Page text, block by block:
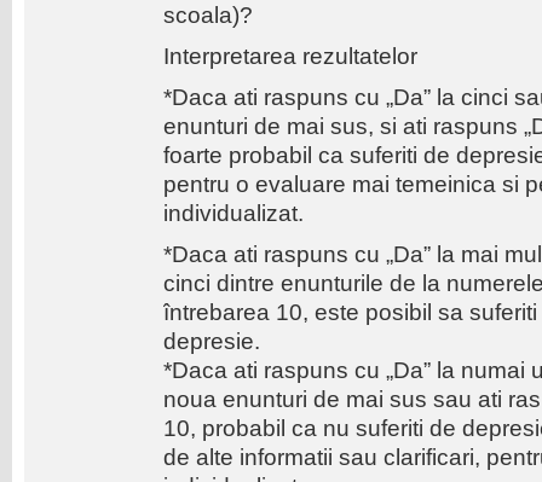
scoala)?
Interpretarea rezultatelor
*Daca ati raspuns cu „Da” la cinci
enunturi de mai sus, si ati raspuns
foarte probabil ca suferiti de
pentru o evaluare mai temeinica si
individualizat.
*Daca ati raspuns cu „Da” la mai
cinci dintre enunturile de la
întrebarea 10, este posibil sa
depresie.
*Daca ati raspuns cu „Da” la numai
noua enunturi de mai sus sau ati
10, probabil ca nu suferiti de
de alte informatii sau clarificari,